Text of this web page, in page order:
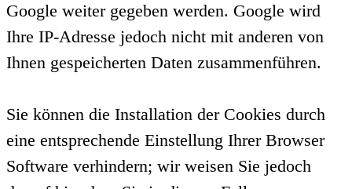
Google weiter gegeben werden. Google wird
Ihre IP-Adresse jedoch nicht mit anderen von
Ihnen gespeicherten Daten zusammenführen.
Sie können die Installation der Cookies durch
eine entsprechende Einstellung Ihrer Browser
Software verhindern; wir weisen Sie jedoch